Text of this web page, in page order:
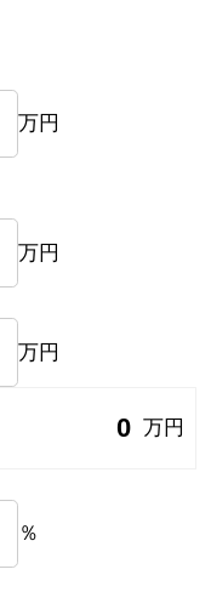
万円
万円
万円
0 万円
％